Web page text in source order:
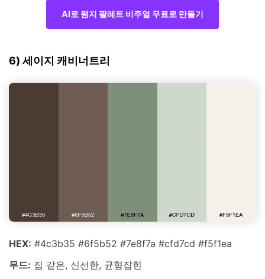
AI로 웬지 팔레트 비주얼 무료로 만들기
6) 세이지 캐비너트리
HEX: #4c3b35 #6f5b52 #7e8f7a #cfd7cd #f5f1ea
무드: 집 같은, 신선한, 균형잡힌